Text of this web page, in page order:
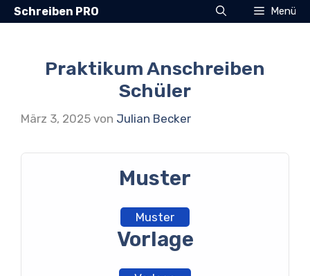
Zum
Inhalt
Schreiben PRO Menü
Praktikum Anschreiben
Schüler
März 3, 2025 von Julian Becker
Muster
Muster
Vorlage